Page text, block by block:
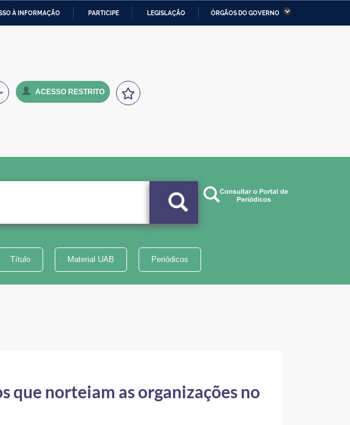
À INFORMAÇÃO PARTICIPE LEGISLAÇÃO ÓRGÃOS DO GOVERNO
Ministério da Economia Ministério da Infraestrutura
ACESSO RESTRITO
Título Material UAB Periódicos
que norteiam as organizações no